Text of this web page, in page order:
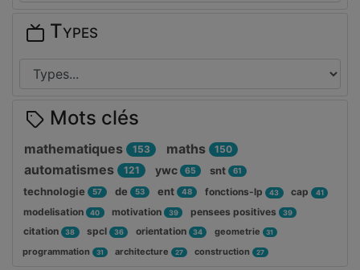
Types
Mots clés
mathematiques 153 maths 150
automatismes 121 ywc 65 snt 61
technologie 57 de 53 ent 48 fonctions-lp 43 cap 41
modelisation 40 motivation 39 pensees positives 39
citation 38 spcl 36 orientation 34 geometrie 31
programmation 31 architecture 27 construction 27